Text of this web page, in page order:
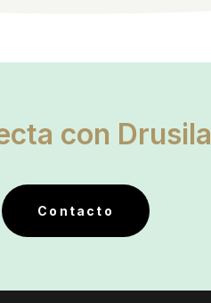
con Drusila
Contacto